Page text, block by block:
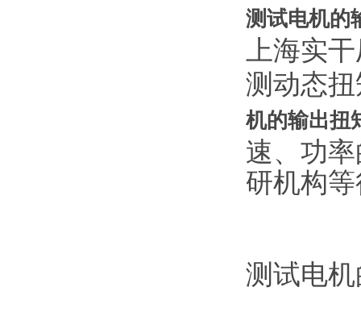
测试电机的
上海实
测动态
机的输出扭
速、功
研机构
测试电